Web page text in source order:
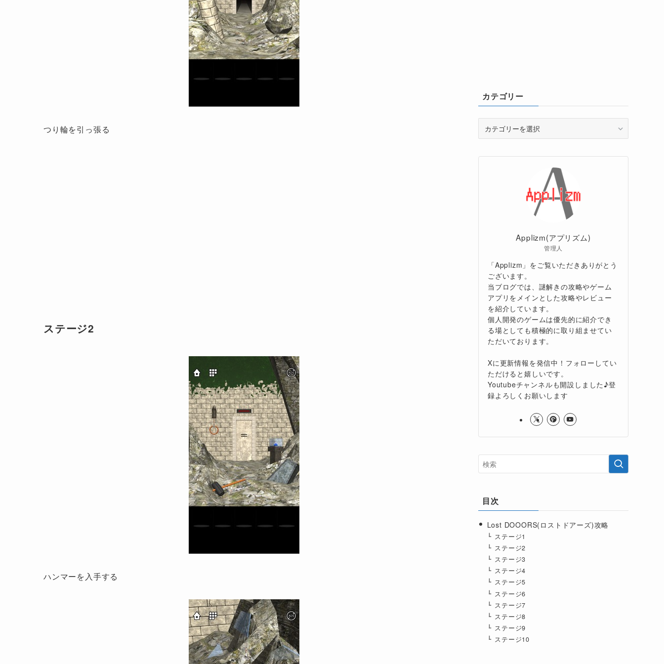
つり輪を引っ張る
ステージ2
ハンマーを入手する
カテゴリー
リ
Applizm(アプリズム)
管理人
「Applizm」をご覧いただきありがとう
ございます。
当ブログでは、謎解きの攻略やゲーム
アプリをメインとした攻略やレビュー
を紹介しています。
個人開発のゲームは優先的に紹介でき
る場としても積極的に取り組ませてい
ただいております。
Xに更新情報を発信中！フォローしてい
ただけると嬉しいです。
Youtubeチャンネルも開設しました♪登
録よろしくお願いします
目次
Lost DOOORS(ロストドアーズ)攻略
ステージ1
ステージ2
ステージ3
ステージ4
ステージ5
ステージ6
ステージ7
ステージ8
ステージ9
ステージ10